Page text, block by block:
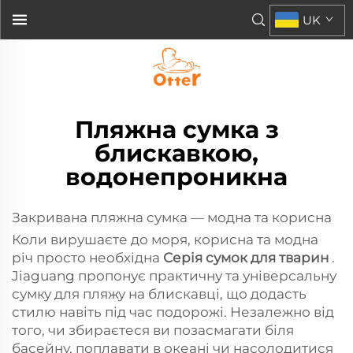
UK
Пляжна сумка з
блискавкою,
водонепроникна
Закривана пляжна сумка — модна та корисна
Коли вирушаєте до моря, корисна та модна
річ просто необхідна Серія сумок для тварин .
Jiaguang пропонує практичну та універсальну
сумку для пляжу на блискавці, що додасть
стилю навіть під час подорожі. Незалежно від
того, чи збираєтеся ви позасмагати біля
басейну, поплавати в океані чи насолодитися